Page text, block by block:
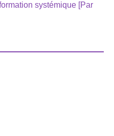
systémique [Par